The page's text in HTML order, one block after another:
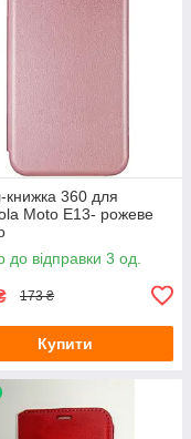
книжка 360 для
Moto E13- рожеве
до відправки 3 од.
173 ₴
Купити